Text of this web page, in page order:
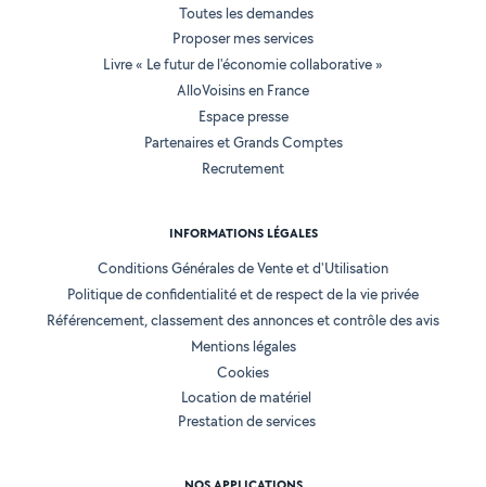
Toutes les demandes
Proposer mes services
Livre « Le futur de l'économie collaborative »
AlloVoisins en France
Espace presse
Partenaires et Grands Comptes
Recrutement
INFORMATIONS LÉGALES
Conditions Générales de Vente et d'Utilisation
Politique de confidentialité et de respect de la vie privée
Référencement, classement des annonces et contrôle des avis
Mentions légales
Cookies
Location de matériel
Prestation de services